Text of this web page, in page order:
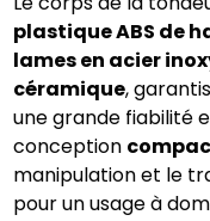
plastique ABS de
lames en acier
céramique,
une grande fiabilité
conception
manipulation et le
pour un usage à